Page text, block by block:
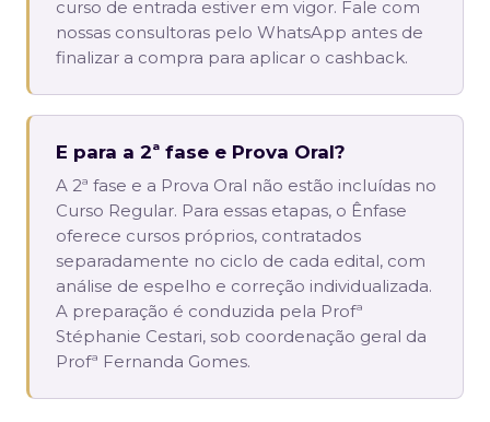
curso de entrada estiver em vigor. Fale com
nossas consultoras pelo WhatsApp antes de
finalizar a compra para aplicar o cashback.
E para a 2ª fase e Prova Oral?
A 2ª fase e a Prova Oral não estão incluídas no
Curso Regular. Para essas etapas, o Ênfase
oferece cursos próprios, contratados
separadamente no ciclo de cada edital, com
análise de espelho e correção individualizada.
A preparação é conduzida pela Profª
Stéphanie Cestari, sob coordenação geral da
Profª Fernanda Gomes.